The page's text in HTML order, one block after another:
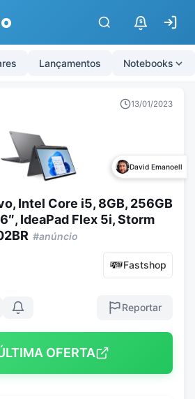
$
Lançamentos Notebooks
13/01/2023
David Emanoell
Intel Core i5, 8GB, 256GB
IdeaPad Flex 5i, Storm
#anúncio
Fastshop
Reportar
OFERTA